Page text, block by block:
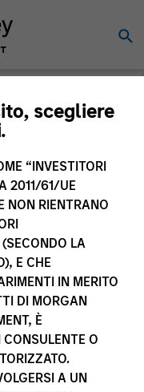
scegliere
“INVESTITORI
2011/61/UE
NON RIENTRANO
LA
E CHE
IN MERITO
DI MORGAN
È
O
A UN
promozionale.
affidabile dei
o diminuire
Tutti i dati di
valore del
spese, e non